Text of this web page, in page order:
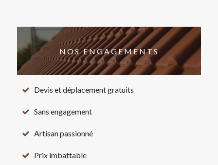
NOS ENGAGEMENTS
Devis et déplacement gratuits
Sans engagement
Artisan passionné
Prix imbattable